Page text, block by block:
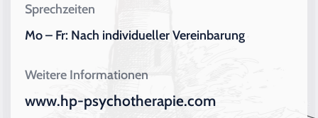
Sprechzeiten
Mo – Fr: Nach individueller Vereinbarung
Weitere Informationen
www.hp-psychotherapie.com